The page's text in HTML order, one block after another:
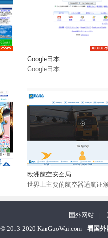
Google日本
Google日本
欧洲航空安全局
世界上主要的航空器适航证
国外网站 |
©2013-2020 KanGuoWai.com 看国外